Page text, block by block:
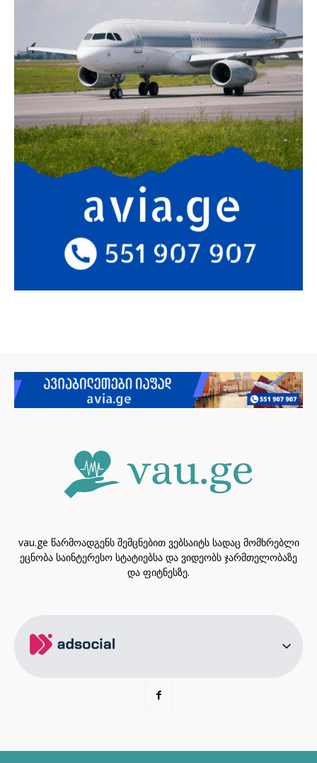
vau.ge წარმოადგენს შემცნებით ვებსაიტს სადაც მომხრებლი
ეცნობა საინტერესო სტატიებსა და ვიდეობს ჯარმთელობაზე
და ფიტნესზე.